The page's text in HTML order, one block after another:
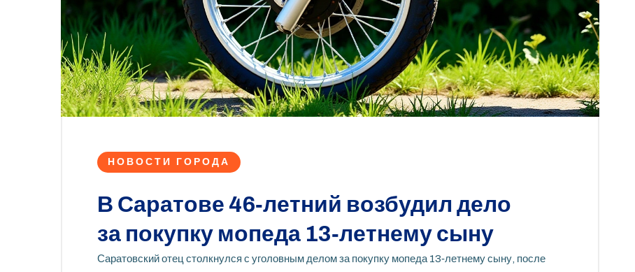
НОВОСТИ ГОРОДА
В Саратове 46‑летний возбудил дело
за покупку мопеда 13‑летнему сыну
Саратовский отец столкнулся с уголовным делом за покупку мопеда 13‑летнему сыну, после